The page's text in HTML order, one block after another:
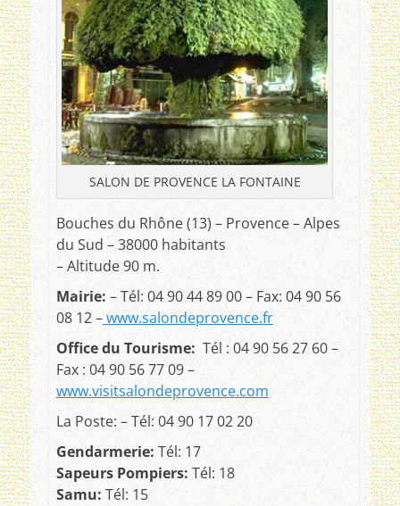
SALON DE PROVENCE LA FONTAINE
Bouches du Rhône (13) – Provence – Alpes
du Sud – 38000 habitants
– Altitude 90 m.
Mairie:– Tél: 04 90 44 89 00 – Fax: 04 90 56
08 12 –www.salondeprovence.fr
Office du Tourisme:Tél : 04 90 56 27 60 –
Fax : 04 90 56 77 09 –
www.visitsalondeprovence.com
La Poste: – Tél: 04 90 17 02 20
Gendarmerie:Tél: 17
Sapeurs Pompiers:Tél: 18
Samu:Tél: 15